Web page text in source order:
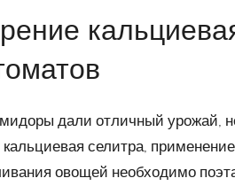
дали отличный урожай,
кальциевая селитра,
овощей необходимо